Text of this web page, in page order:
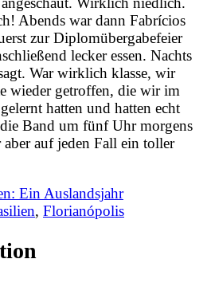
Abends war dann Fabrícios
zur Diplomübergabefeier
lecker essen. Nachts
War wirklich klasse, wir
wieder getroffen, die wir im
hatten und hatten echt
Band um fünf Uhr morgens
auf jeden Fall ein toller
Ein Auslandsjahr
, Florianópolis